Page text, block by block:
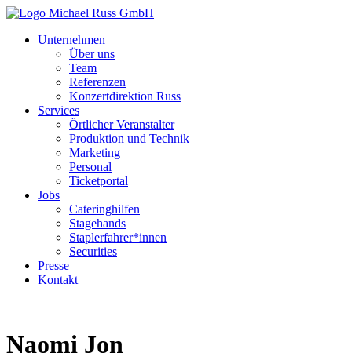
Unternehmen
Über uns
Team
Referenzen
Konzertdirektion Russ
Services
Örtlicher Veranstalter
Produktion und Technik
Marketing
Personal
Ticketportal
Jobs
Cateringhilfen
Stagehands
Staplerfahrer*innen
Securities
Presse
Kontakt
Naomi Jon